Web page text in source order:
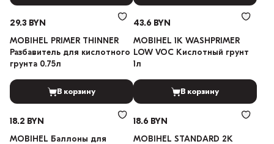
29.3 BYN
MOBIHEL PRIMER THINNER
Разбавитель для кислотного
грунта 0.75л
В корзину
43.6 BYN
MOBIHEL 1К WASHPRIMER
LOW VOC Кислотный грунт
1л
В корзину
18.2 BYN
MOBIHEL Баллоны для
18.6 BYN
MOBIHEL STANDARD 2К